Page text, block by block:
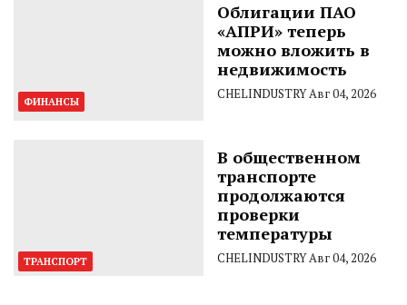
ФИНАНСЫ
Облигации ПАО
«АПРИ» теперь
можно вложить в
недвижимость
CHELINDUSTRYАвг 04, 2026
ТРАНСПОРТ
В общественном
транспорте
продолжаются
проверки
температуры
CHELINDUSTRYАвг 04, 2026